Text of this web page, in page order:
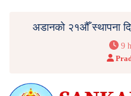
अडानको २१औँ स्थापना
9